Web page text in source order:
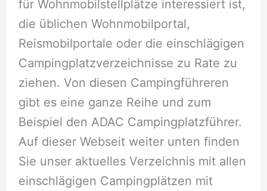
für Wohnmobilstellplätze interessiert ist,
die üblichen Wohnmobilportal,
Reismobilportale oder die einschlägigen
Campingplatzverzeichnisse zu Rate zu
ziehen. Von diesen Campingführeren
gibt es eine ganze Reihe und zum
Beispiel den ADAC Campingplatzführer.
Auf dieser Webseit weiter unten finden
Sie unser aktuelles Verzeichnis mit allen
einschlägigen Campingplätzen mit